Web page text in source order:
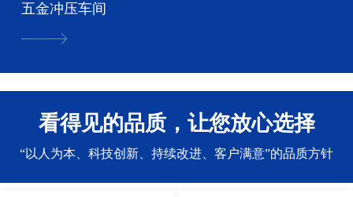
五金冲压车间
看得见的品质，让您放心选择
“以人为本、科技创新、持续改进、客户满意”的品质方针